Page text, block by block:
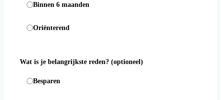
Binnen 6 maanden
Oriënterend
Wat is je belangrijkste reden? (optioneel)
Besparen